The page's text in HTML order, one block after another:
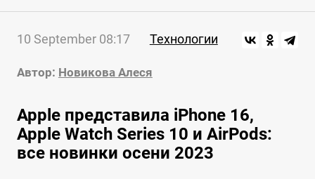
10 September 08:17 Технологии
Автор: Новикова Алеся
Apple представила iPhone 16,
Apple Watch Series 10 и AirPods:
все новинки осени 2023